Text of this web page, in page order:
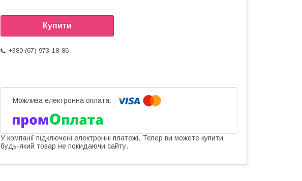
Купити
+380 (67) 973-18-86
У компанії підключені електронні платежі. Тепер ви можете купити
будь-який товар не покидаючи сайту.